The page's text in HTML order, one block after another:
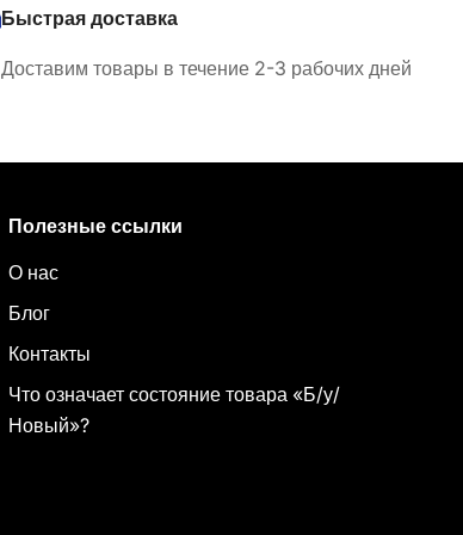
Быстрая доставка
Доставим товары в течение 2-3 рабочих дней
Полезные ссылки
О нас
Блог
Контакты
Что означает состояние товара «Б/у/
Новый»?